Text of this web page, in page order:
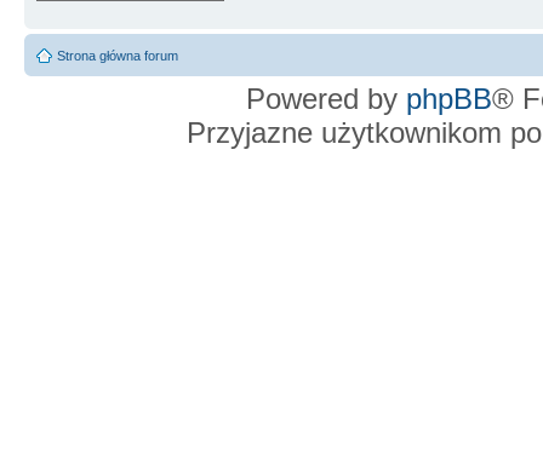
Strona główna forum
Powered by phpBB®
Przyjazne użytkownikom